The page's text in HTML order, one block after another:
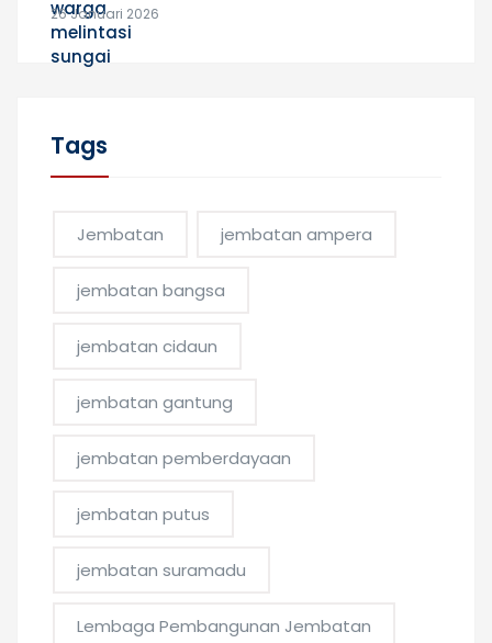
26 Januari 2026
Tags
Jembatan jembatan ampera
jembatan bangsa
jembatan cidaun
jembatan gantung
jembatan pemberdayaan
jembatan putus
jembatan suramadu
Lembaga Pembangunan Jembatan